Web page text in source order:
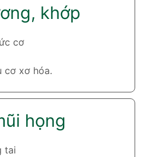
khớp
cơ
cơ xơ hóa.
họng
tai